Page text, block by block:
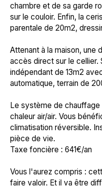
chambre et de sa garde
sur le couloir. Enfin, la
parentale de 20m2,
Attenant à la maison, une
accès direct sur le cellier.
indépendant de 13m2
automatique, terrain de
Le système de chauffage
chaleur air/air. Vous
climatisation réversible.
pièce de vie.
Taxe foncière : 641€/an
Vous l'aurez compris :
faire valoir. Et il va être